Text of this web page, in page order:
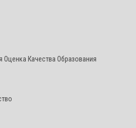
Оценка Качества Образования